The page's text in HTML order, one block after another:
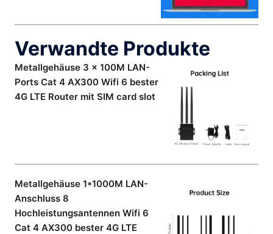
Verwandte Produkte
Metallgehäuse 3 x 100M LAN-
Ports Cat 4 AX300 Wifi 6 bester
4G LTE Router mit SIM card slot
Metallgehäuse 1*1000M LAN-
Anschluss 8
Hochleistungsantennen Wifi 6
Cat 4 AX300 bester 4G LTE